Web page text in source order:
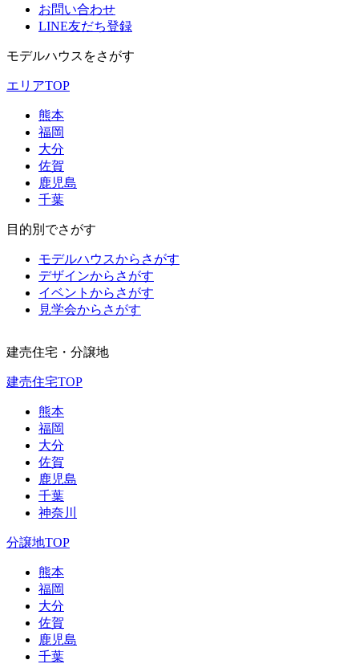
お問い合わせ
LINE友だち登録
モデルハウスをさがす
エリアTOP
熊本
福岡
大分
佐賀
鹿児島
千葉
目的別でさがす
モデルハウスからさがす
デザインからさがす
イベントからさがす
見学会からさがす
建売住宅・分譲地
建売住宅TOP
熊本
福岡
大分
佐賀
鹿児島
千葉
神奈川
分譲地TOP
熊本
福岡
大分
佐賀
鹿児島
千葉